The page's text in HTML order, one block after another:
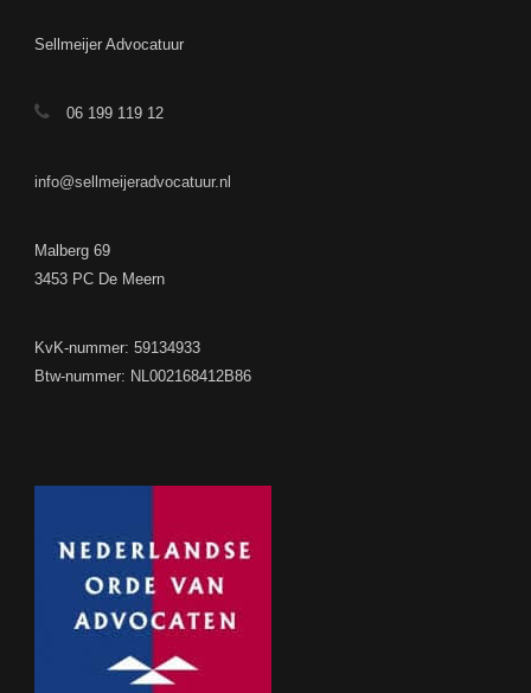
Sellmeijer Advocatuur
06 199 119 12
info@sellmeijeradvocatuur.nl
Malberg 69
3453 PC De Meern
KvK-nummer: 59134933
Btw-nummer: NL002168412B86